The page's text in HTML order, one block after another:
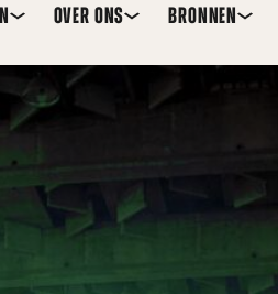
OVER ONS
BRONNEN